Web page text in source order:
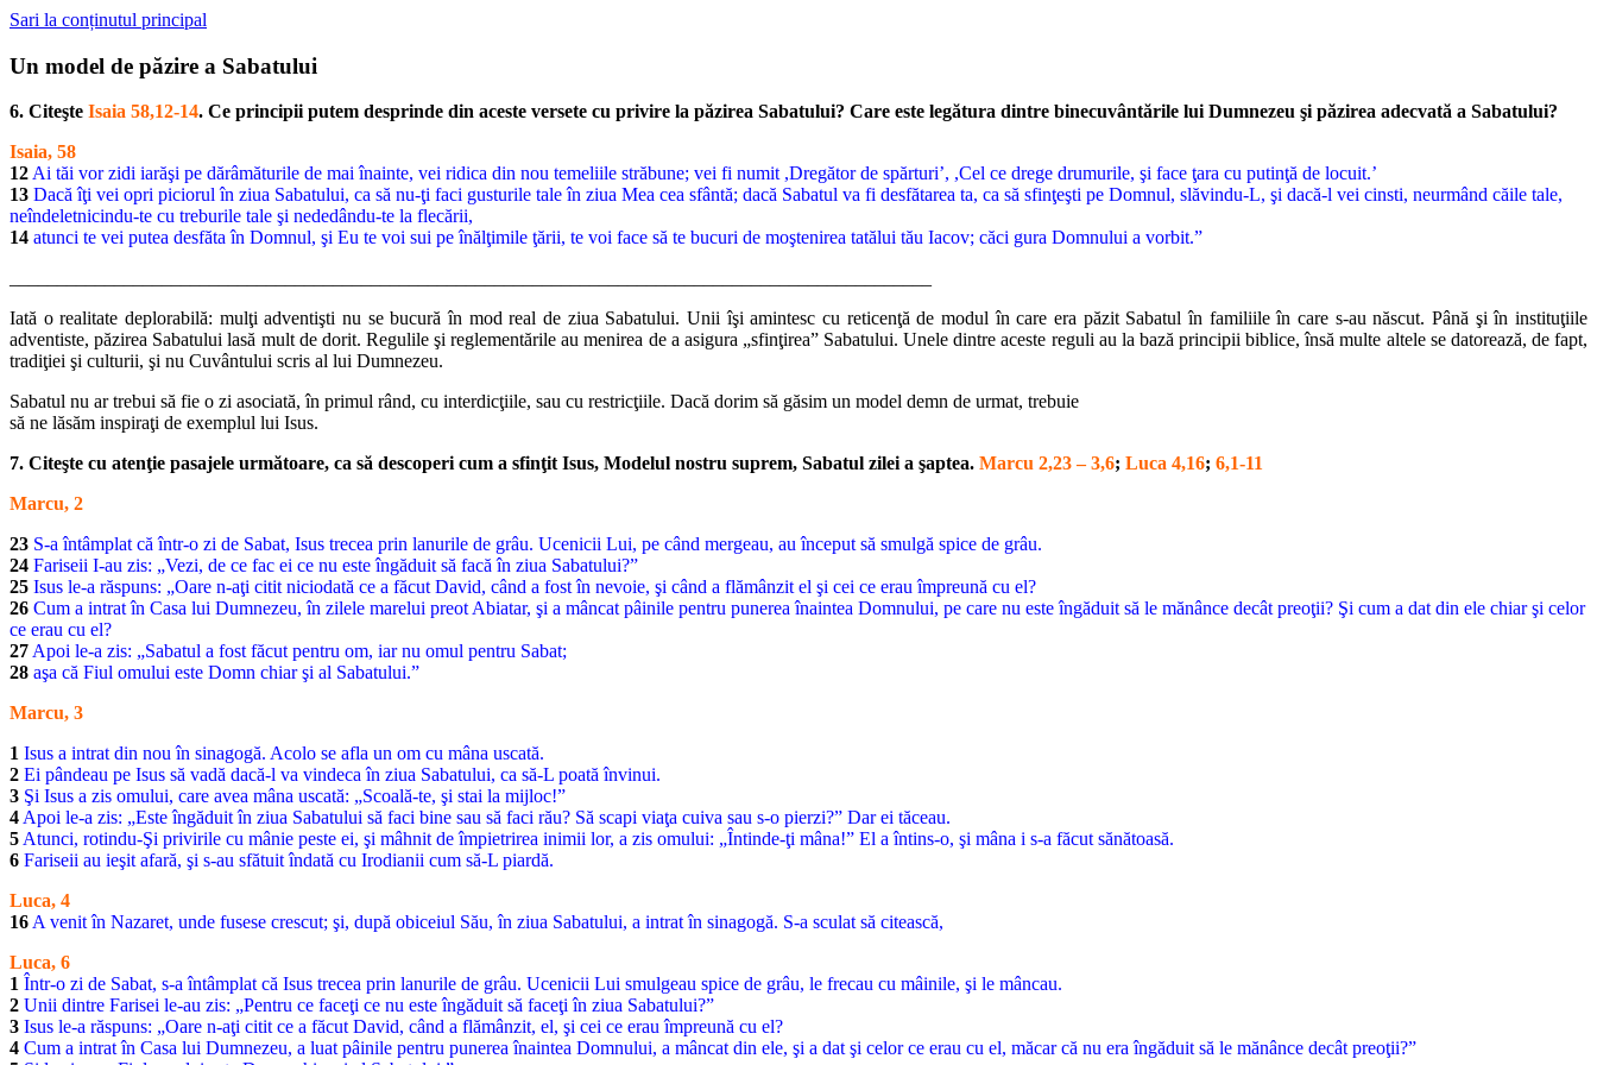
Sari la conținutul principal
Un model de păzire a Sabatului
6. Citeşte Isaia 58,12-14. Ce principii putem desprinde din aceste versete cu privire la păzirea Sabatului? Care este legătura dintre binecuvântările lui Dumnezeu şi păzirea adecvată a Sabatului?
Isaia, 58
12Ai tăi vor zidi iarăşi pe dărâmăturile de mai înainte, vei ridica din nou temeliile străbune; vei fi numit ,Dregător de spărturi’, ,Cel ce drege drumurile, şi face ţara cu putinţă de locuit.’
13 Dacă îţi vei opri piciorul în ziua Sabatului, ca să nu-ţi faci gusturile tale în ziua Mea cea sfântă; dacă Sabatul va fi desfătarea ta, ca să sfinţeşti pe Domnul, slăvindu-L, şi dacă-l vei cinsti, neurmând căile tale,
neîndeletnicindu-te cu treburile tale şi nededându-te la flecării,
14 atunci te vei putea desfăta în Domnul, şi Eu te voi sui pe înălţimile ţării, te voi face să te bucuri de moştenirea tatălui tău Iacov; căci gura Domnului a vorbit.”
Iată o realitate deplorabilă: mulţi adventişti nu se bucură în mod real de ziua Sabatului. Unii îşi amintesc cu reticenţă de modul în care era păzit Sabatul în familiile în care s-au născut. Până şi în instituţiile
adventiste, păzirea Sabatului lasă mult de dorit. Regulile şi reglementările au menirea de a asigura „sfinţirea” Sabatului. Unele dintre aceste reguli au la bază principii biblice, însă multe altele se datorează, de fapt,
tradiţiei şi culturii, şi nu Cuvântului scris al lui Dumnezeu.
Sabatul nu ar trebui să fie o zi asociată, în primul rând, cu interdicţiile, sau cu restricţiile. Dacă dorim să găsim un model demn de urmat, trebuie
să ne lăsăm inspiraţi de exemplul lui Isus.
7. Citeşte cu atenţie pasajele următoare, ca să descoperi cum a sfinţit Isus, Modelul nostru suprem, Sabatul zilei a şaptea. Marcu 2,23 – 3,6; Luca 4,16; 6,1-11
Marcu, 2
23 S-a întâmplat că într-o zi de Sabat, Isus trecea prin lanurile de grâu. Ucenicii Lui, pe când mergeau, au început să smulgă spice de grâu.
24 Fariseii I-au zis: „Vezi, de ce fac ei ce nu este îngăduit să facă în ziua Sabatului?”
25 Isus le-a răspuns: „Oare n-aţi citit niciodată ce a făcut David, când a fost în nevoie, şi când a flămânzit el şi cei ce erau împreună cu el?
26 Cum a intrat în Casa lui Dumnezeu, în zilele marelui preot Abiatar, şi a mâncat pâinile pentru punerea înaintea Domnului, pe care nu este îngăduit să le mănânce decât preoţii? Şi cum a dat din ele chiar şi celor
ce erau cu el?
27Apoi le-a zis: „Sabatul a fost făcut pentru om, iar nu omul pentru Sabat;
28 aşa că Fiul omului este Domn chiar şi al Sabatului.”
Marcu, 3
1 Isus a intrat din nou în sinagogă. Acolo se afla un om cu mâna uscată.
2 Ei pândeau pe Isus să vadă dacă-l va vindeca în ziua Sabatului, ca să-L poată învinui.
3 Şi Isus a zis omului, care avea mâna uscată: „Scoală-te, şi stai la mijloc!”
4Apoi le-a zis: „Este îngăduit în ziua Sabatului să faci bine sau să faci rău? Să scapi viaţa cuiva sau s-o pierzi?” Dar ei tăceau.
5Atunci, rotindu-Şi privirile cu mânie peste ei, şi mâhnit de împietrirea inimii lor, a zis omului: „Întinde-ţi mâna!” El a întins-o, şi mâna i s-a făcut sănătoasă.
6 Fariseii au ieşit afară, şi s-au sfătuit îndată cu Irodianii cum să-L piardă.
Luca, 4
16A venit în Nazaret, unde fusese crescut; şi, după obiceiul Său, în ziua Sabatului, a intrat în sinagogă. S-a sculat să citească,
Luca, 6
1 Într-o zi de Sabat, s-a întâmplat că Isus trecea prin lanurile de grâu. Ucenicii Lui smulgeau spice de grâu, le frecau cu mâinile, şi le mâncau.
2 Unii dintre Farisei le-au zis: „Pentru ce faceţi ce nu este îngăduit să faceţi în ziua Sabatului?”
3 Isus le-a răspuns: „Oare n-aţi citit ce a făcut David, când a flămânzit, el, şi cei ce erau împreună cu el?
4 Cum a intrat în Casa lui Dumnezeu, a luat pâinile pentru punerea înaintea Domnului, a mâncat din ele, şi a dat şi celor ce erau cu el, măcar că nu era îngăduit să le mănânce decât preoţii?”